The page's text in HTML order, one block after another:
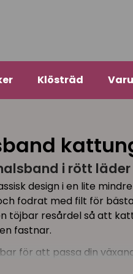
Klösträd
i rött läder
design i en lite
fodrat med filt för
töjbar resårdel så att
fastnar.
för att passa din
endast halsbandets